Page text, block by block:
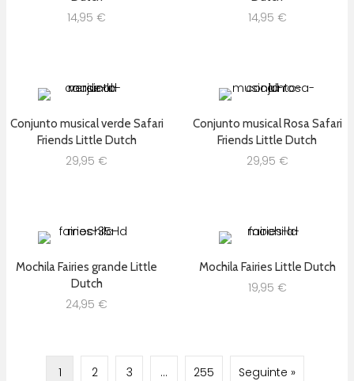
14,95 € 14,95 €
Conjunto musical verde Safari
Friends Little Dutch
29,95 €
Conjunto musical Rosa Safari
Friends Little Dutch
29,95 €
Mochila Fairies grande Little
Dutch
24,95 €
Mochila Fairies Little Dutch
19,95 €
1 2 3 … 255 Seguinte »